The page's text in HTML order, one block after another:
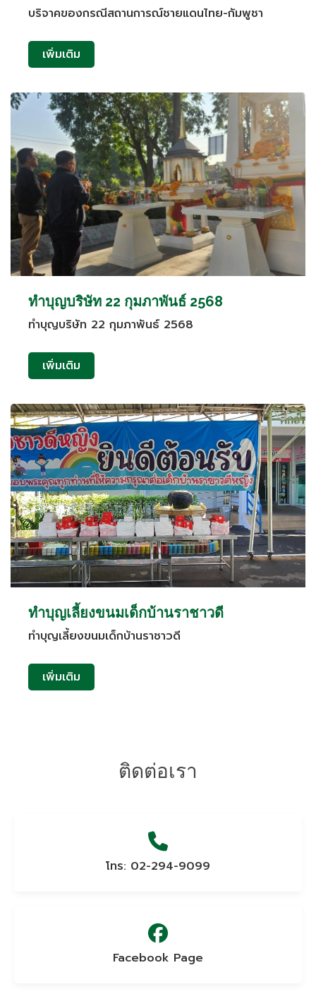
บริจาคของกรณีสถานการณ์ชายแดนไทย-กัมพูชา
เพิ่มเติม
ทำบุญบริษัท 22 กุมภาพันธ์ 2568
ทำบุญบริษัท 22 กุมภาพันธ์ 2568
เพิ่มเติม
ทำบุญเลี้ยงขนมเด็กบ้านราชาวดี
ทำบุญเลี้ยงขนมเด็กบ้านราชาวดี
เพิ่มเติม
ติดต่อเรา
โทร: 02-294-9099
Facebook Page